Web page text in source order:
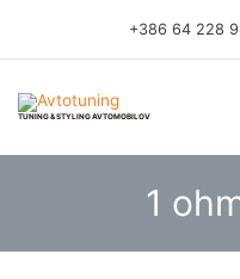
content
+386 64 228
TUNING & STYLING AVTOMOBILOV
1